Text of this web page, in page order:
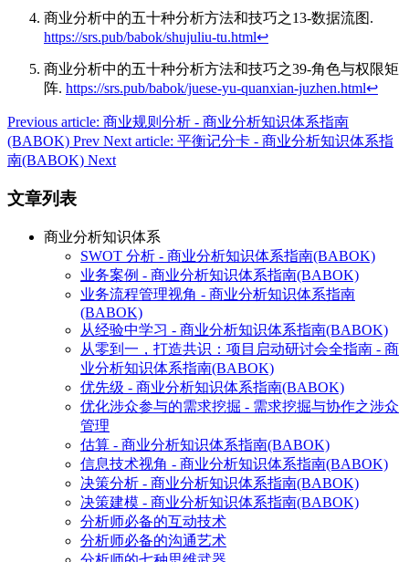
商业分析中的五十种分析方法和技巧之13-数据流图.
https://srs.pub/babok/shujuliu-tu.html↩︎
商业分析中的五十种分析方法和技巧之39-角色与权限矩
阵. https://srs.pub/babok/juese-yu-quanxian-juzhen.html↩︎
Previous article: 商业规则分析 - 商业分析知识体系指南
(BABOK) Prev Next article: 平衡记分卡 - 商业分析知识体系指
南(BABOK) Next
文章列表
商业分析知识体系
SWOT 分析 - 商业分析知识体系指南(BABOK)
业务案例 - 商业分析知识体系指南(BABOK)
业务流程管理视角 - 商业分析知识体系指南
(BABOK)
从经验中学习 - 商业分析知识体系指南(BABOK)
从零到一，打造共识：项目启动研讨会全指南 - 商
业分析知识体系指南(BABOK)
优先级 - 商业分析知识体系指南(BABOK)
优化涉众参与的需求挖掘 - 需求挖掘与协作之涉众
管理
估算 - 商业分析知识体系指南(BABOK)
信息技术视角 - 商业分析知识体系指南(BABOK)
决策分析 - 商业分析知识体系指南(BABOK)
决策建模 - 商业分析知识体系指南(BABOK)
分析师必备的互动技术
分析师必备的沟通艺术